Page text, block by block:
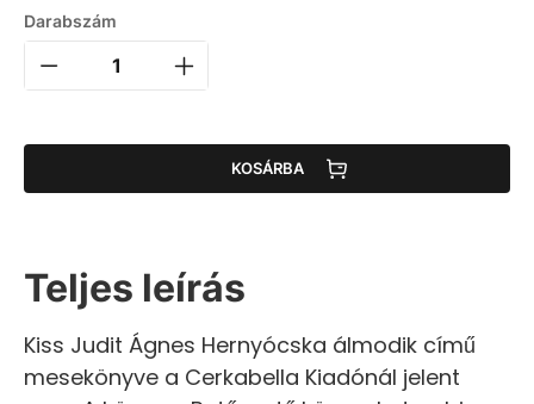
Darabszám
KOSÁRBA
Teljes leírás
Kiss Judit Ágnes Hernyócska álmodik című
mesekönyve a Cerkabella Kiadónál jelent